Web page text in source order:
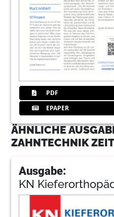
PDF
EPAPER
ÄHNLICHE
ZAHNTECHNIK
Ausgabe:
KN